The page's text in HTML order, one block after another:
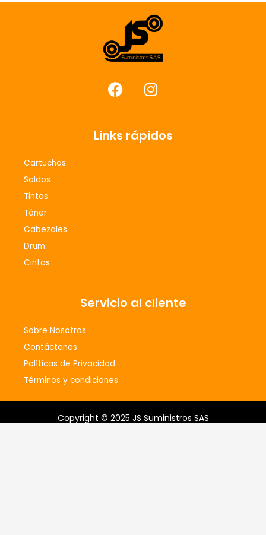
F
a
b
I
n
a
Links rápidos
Cartuchos
Saldos
Tintas
Tóner
Cabezales
Drum
Cintas
Servicio al cliente
Sobre Nosotros
Contáctanos
Políticas de Privacidad
Términos y condiciones
Copyright © 2025 JS Suministros SAS